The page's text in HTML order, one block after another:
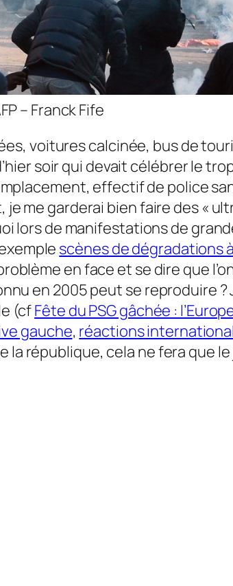
– Franck Fife
voitures calcinée, bus de
soir qui devait célébrer le
effectif de police
me garderai bien faire des «
lors de manifestations de
scènes de dégradations
en face et se dire que
en 2005 peut se reproduire
(cfFête du PSG gâchée :
gauche, réactions
république, cela ne fera que le